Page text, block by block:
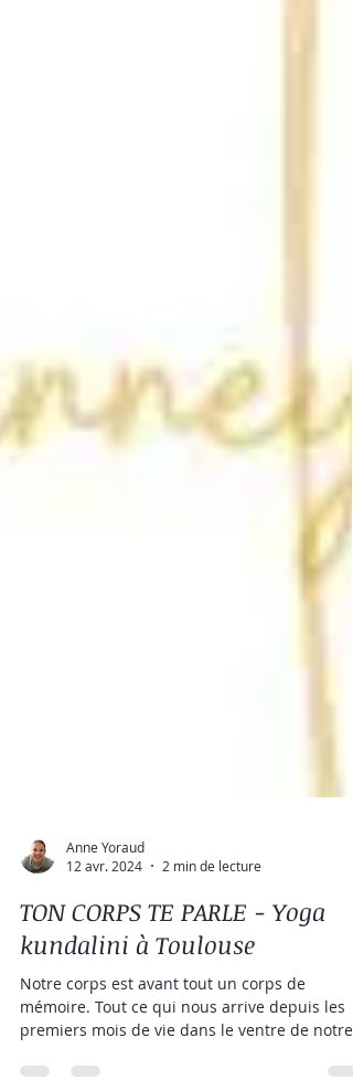
12 avr. 2024
2 min de lecture
TON CORPS TE PARLE - Yoga
kundalini à Toulouse
Notre corps est avant tout un corps de